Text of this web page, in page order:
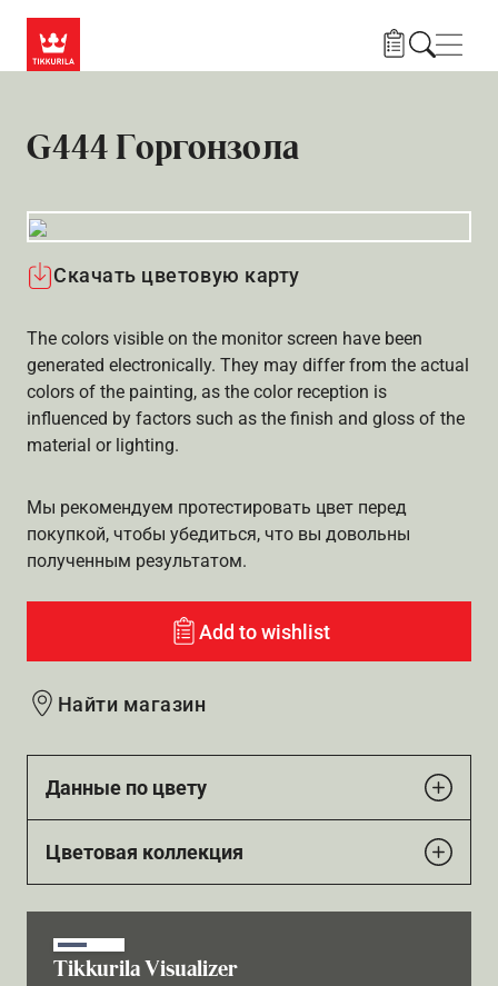
G444 Горгонзола
Скачать цветовую карту
The colors visible on the monitor screen have been
generated electronically. They may differ from the actual
colors of the painting, as the color reception is
influenced by factors such as the finish and gloss of the
material or lighting.
Мы рекомендуем протестировать цвет перед
покупкой, чтобы убедиться, что вы довольны
полученным результатом.
Add to wishlist
Найти магазин
Данные по цвету
Цветовая коллекция
Tikkurila Visualizer